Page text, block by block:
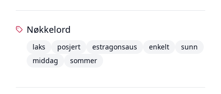
Nøkkelord
laks posjert estragonsaus enkelt
sunn
middag
sommer